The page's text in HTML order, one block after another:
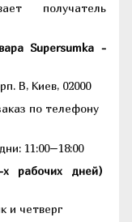
получатель
Supersumka -
В, Киев, 02000
по телефону
11:00–18:00
рабочих дней)
и четверг